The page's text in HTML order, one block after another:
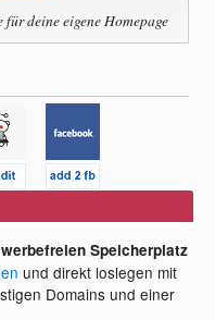
deine eigene Homepage
Speicherplatz
und direkt loslegen mit
Domains und einer